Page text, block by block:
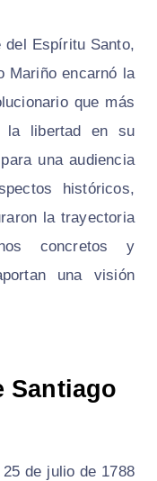
del Espíritu Santo,
Mariño encarnó la
que más
la libertad en su
una audiencia
históricos,
la trayectoria
concretos y
una visión
Santiago
de julio de 1788